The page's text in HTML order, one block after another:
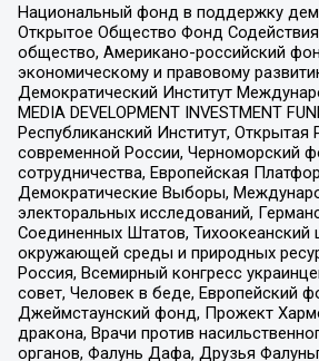
Национальный фонд в поддержку
Открытое Общество Фонд
общество, Американо-российский
экономическому и правовому
Демократический Институт
MEDIA DEVELOPMENT INVESTMENT
Республиканский Институт, Открытая
современной России, Черноморский
сотрудничества, Европейская
Демократические Выборы,
электоральных исследований,
Соединенных Штатов, Тихоокеанский
окружающей среды и природных
Россия, Всемирный конгресс
совет, Человек в беде, Европейский
Джеймстаунский фонд, Прожект
дракона, Врачи против
органов, Фалунь Дафа, Друзья